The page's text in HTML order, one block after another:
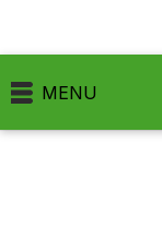
MENU